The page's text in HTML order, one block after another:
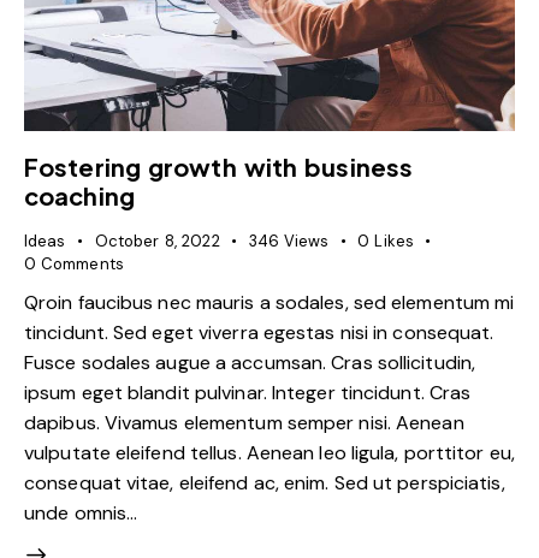
Fostering growth with business
coaching
Ideas October 8, 2022 346 Views 0 Likes
0 Comments
Qroin faucibus nec mauris a sodales, sed elementum mi
tincidunt. Sed eget viverra egestas nisi in consequat.
Fusce sodales augue a accumsan. Cras sollicitudin,
ipsum eget blandit pulvinar. Integer tincidunt. Cras
dapibus. Vivamus elementum semper nisi. Aenean
vulputate eleifend tellus. Aenean leo ligula, porttitor eu,
consequat vitae, eleifend ac, enim. Sed ut perspiciatis,
unde omnis…